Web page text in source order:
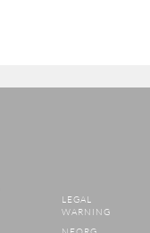
LEGAL
WARNING